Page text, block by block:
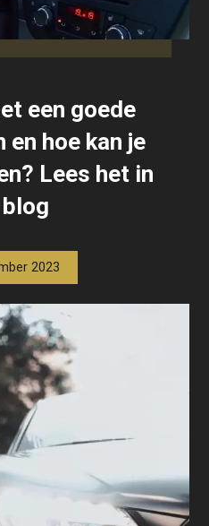
een goede
en hoe kan je
Lees het in
2023